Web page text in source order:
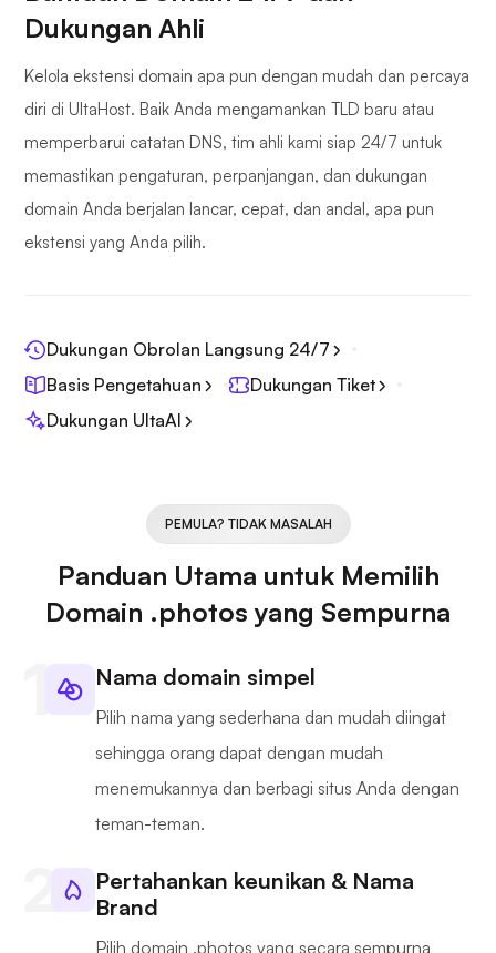
Dukungan Ahli
Kelola ekstensi domain apa pun dengan mudah dan percaya
diri di UltaHost. Baik Anda mengamankan TLD baru atau
memperbarui catatan DNS, tim ahli kami siap 24/7 untuk
memastikan pengaturan, perpanjangan, dan dukungan
domain Anda berjalan lancar, cepat, dan andal, apa pun
ekstensi yang Anda pilih.
Dukungan Obrolan Langsung 24/7
Basis Pengetahuan
Dukungan Tiket
Dukungan UltaAI
PEMULA? TIDAK MASALAH
Panduan Utama untuk Memilih
Domain .photos yang Sempurna
Nama domain simpel
Pilih nama yang sederhana dan mudah diingat
sehingga orang dapat dengan mudah
menemukannya dan berbagi situs Anda dengan
teman-teman.
Pertahankan keunikan & Nama
Brand
Pilih domain .photos yang secara sempurna